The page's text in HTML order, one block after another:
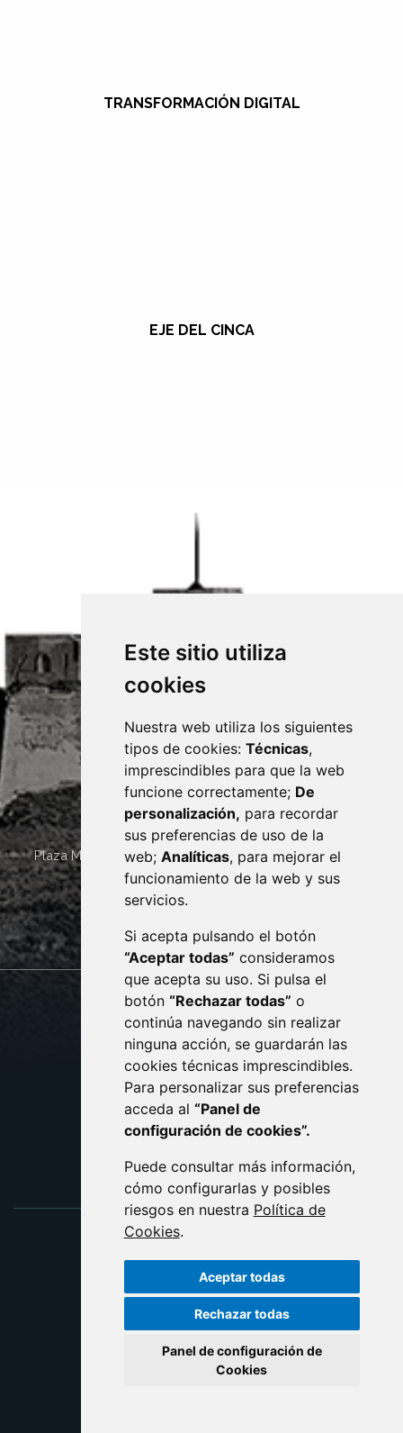
Este sitio utiliza
cookies
Nuestra web utiliza los siguientes
tipos de cookies: Técnicas,
imprescindibles para que la web
funcione correctamente; De
personalización, para recordar
sus preferencias de uso de la
web; Analíticas, para mejorar el
funcionamiento de la web y sus
servicios.
Si acepta pulsando el botón
“Aceptar todas” consideramos
que acepta su uso. Si pulsa el
botón “Rechazar todas” o
continúa navegando sin realizar
ninguna acción, se guardarán las
cookies técnicas imprescindibles.
Para personalizar sus preferencias
acceda al “Panel de
configuración de cookies”.
Puede consultar más información,
cómo configurarlas y posibles
riesgos en nuestra Política de
Cookies.
Aceptar todas
Rechazar todas
Panel de configuración de
Cookies
TRANSFORMACIÓN DIGITAL
EJE DEL CINCA
Plaza Mayor 4 22400 MONZÓN - ARAGÓN (ESPAÑA)
· (34) 974 400 700 ·
sac@monzon.es
monzon.es
CONTACTO
MAPA WEB
AVISO LEGAL
PROTECCIÓN DE DATOS
POLÍTICA DE COOKIES
ENLACE EXTERNO AL